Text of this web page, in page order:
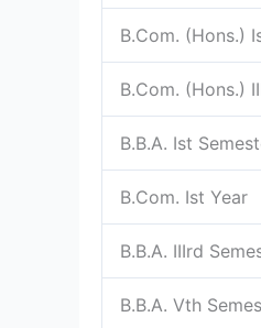
B.Com. (Hons.)
B.Com. (Hons.)
B.B.A. Ist
B.Com. Ist Year
B.B.A. IIIrd
B.B.A. Vth